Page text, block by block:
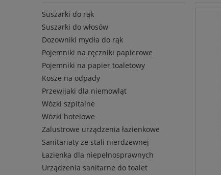
Suszarki do rąk
Suszarki do włosów
Dozowniki mydła do rąk
Pojemniki na ręczniki papierowe
Pojemniki na papier toaletowy
Kosze na odpady
Przewijaki dla niemowląt
Wózki szpitalne
Wózki hotelowe
Zalustrowe urządzenia łazienkowe
Sanitariaty ze stali nierdzewnej
Łazienka dla niepełnosprawnych
Urządzenia sanitarne do toalet